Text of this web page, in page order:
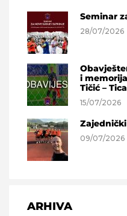
Seminar
28/07/2026
i
Tičić –
15/07/2026
09/07/2026
ARHIVA